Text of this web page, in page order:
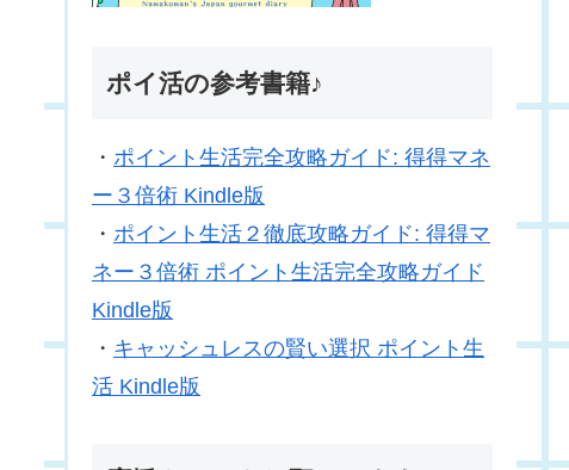
ポイ活の参考書籍♪
・ ポイント生活完全攻略ガイド: 得得マネ
ー３倍術 Kindle版
・ ポイント生活２徹底攻略ガイド: 得得マ
ネー３倍術 ポイント生活完全攻略ガイド
Kindle版
・ キャッシュレスの賢い選択 ポイント生
活 Kindle版